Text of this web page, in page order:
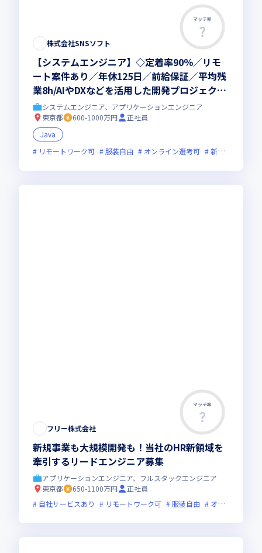
マッチ率
株式会社SNSソフト
【システムエンジニア】◇定着率90％／リモ
ート案件あり／年休125日／前給保証／平均残
業8h/AIやDXなどを活用した開発プロジェクト
も積極的に取り組んでいます！
システムエンジニア、アプリケーションエンジニア
東京都
600-1000万円
正社員
Java
リモートワーク可
服装自由 オンライン選考可 新技術に積極的
マッチ率
フリー株式会社
新規事業も大規模開発も！当社のHR新領域を
牽引するリードエンジニア募集
アプリケーションエンジニア、フルスタックエンジニア
東京都
650-1100万円
正社員
自社サービスあり
リモートワーク可 服装自由 オンライン選考可